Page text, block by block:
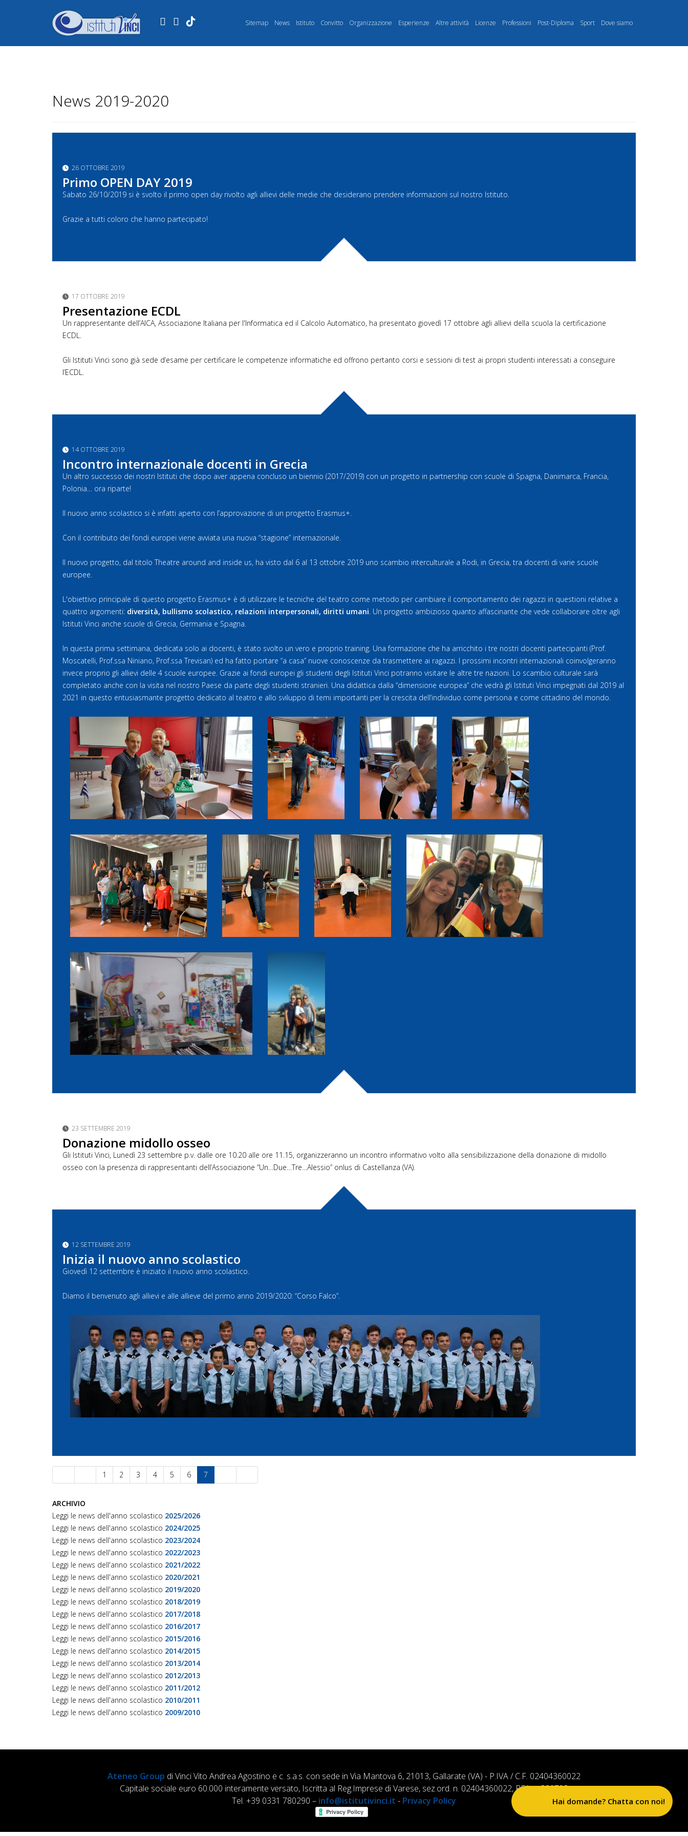
Sitemap News Istituto Convitto Organizzazione Esperienze Altre attività Licenze Professioni Post-Diploma Sport Dove siamo
.
News 2019-2020
26 OTTOBRE 2019
Primo OPEN DAY 2019
Sabato 26/10/2019 si è svolto il primo open day rivolto agli allievi delle medie che desiderano prendere informazioni sul nostro Istituto.
Grazie a tutti coloro che hanno partecipato!
17 OTTOBRE 2019
Presentazione ECDL
Un rappresentante dell’AICA, Associazione Italiana per l'Informatica ed il Calcolo Automatico, ha presentato giovedì 17 ottobre agli allievi della scuola la certificazione
ECDL.
Gli Istituti Vinci sono già sede d’esame per certificare le competenze informatiche ed offrono pertanto corsi e sessioni di test ai propri studenti interessati a conseguire
l’ECDL.
14 OTTOBRE 2019
Incontro internazionale docenti in Grecia
Un altro successo dei nostri Istituti che dopo aver appena concluso un biennio (2017/2019) con un progetto in partnership con scuole di Spagna, Danimarca, Francia,
Polonia… ora riparte!
Il nuovo anno scolastico si è infatti aperto con l’approvazione di un progetto Erasmus+.
Con il contributo dei fondi europei viene avviata una nuova “stagione” internazionale.
Il nuovo progetto, dal titolo Theatre around and inside us, ha visto dal 6 al 13 ottobre 2019 uno scambio interculturale a Rodi, in Grecia, tra docenti di varie scuole
europee.
L'obiettivo principale di questo progetto Erasmus+ è di utilizzare le tecniche del teatro come metodo per cambiare il comportamento dei ragazzi in questioni relative a
quattro argomenti: diversità, bullismo scolastico, relazioni interpersonali, diritti umani. Un progetto ambizioso quanto affascinante che vede collaborare oltre agli
Istituti Vinci anche scuole di Grecia, Germania e Spagna.
In questa prima settimana, dedicata solo ai docenti, è stato svolto un vero e proprio training. Una formazione che ha arricchito i tre nostri docenti partecipanti (Prof.
Moscatelli, Prof.ssa Niniano, Prof.ssa Trevisan) ed ha fatto portare “a casa” nuove conoscenze da trasmettere ai ragazzi. I prossimi incontri internazionali coinvolgeranno
invece proprio gli allievi delle 4 scuole europee. Grazie ai fondi europei gli studenti degli Istituti Vinci potranno visitare le altre tre nazioni. Lo scambio culturale sarà
completato anche con la visita nel nostro Paese da parte degli studenti stranieri. Una didattica dalla “dimensione europea” che vedrà gli Istituti Vinci impegnati dal 2019 al
2021 in questo entusiasmante progetto dedicato al teatro e allo sviluppo di temi importanti per la crescita dell’individuo come persona e come cittadino del mondo.
23 SETTEMBRE 2019
Donazione midollo osseo
Gli Istituti Vinci, Lunedì 23 settembre p.v. dalle ore 10.20 alle ore 11.15, organizzeranno un incontro informativo volto alla sensibilizzazione della donazione di midollo
osseo con la presenza di rappresentanti dell’Associazione “Un…Due…Tre…Alessio” onlus di Castellanza (VA).
12 SETTEMBRE 2019
Inizia il nuovo anno scolastico
Giovedì 12 settembre è iniziato il nuovo anno scolastico.
Diamo il benvenuto agli allievi e alle allieve del primo anno 2019/2020: “Corso Falco”.
1 2 3 4 5 6 7
ARCHIVIO
Leggi le news dell'anno scolastico 2025/2026
Leggi le news dell'anno scolastico 2024/2025
Leggi le news dell'anno scolastico 2023/2024
Leggi le news dell'anno scolastico 2022/2023
Leggi le news dell'anno scolastico 2021/2022
Leggi le news dell'anno scolastico 2020/2021
Leggi le news dell'anno scolastico 2019/2020
Leggi le news dell'anno scolastico 2018/2019
Leggi le news dell'anno scolastico 2017/2018
Leggi le news dell'anno scolastico 2016/2017
Leggi le news dell'anno scolastico 2015/2016
Leggi le news dell'anno scolastico 2014/2015
Leggi le news dell'anno scolastico 2013/2014
Leggi le news dell'anno scolastico 2012/2013
Leggi le news dell'anno scolastico 2011/2012
Leggi le news dell'anno scolastico 2010/2011
Leggi le news dell'anno scolastico 2009/2010
Ateneo Group di Vinci Vito Andrea Agostino e c. s.a.s. con sede in Via Mantova 6, 21013, Gallarate (VA) - P.IVA / C.F. 02404360022
Capitale sociale euro 60.000 interamente versato, Iscritta al Reg.Imprese di Varese, sez.ord. n. 02404360022, REA n. 320793
Tel. +39 0331 780290 – info@istitutivinci.it - Privacy Policy Hai domande? Chatta con noi!